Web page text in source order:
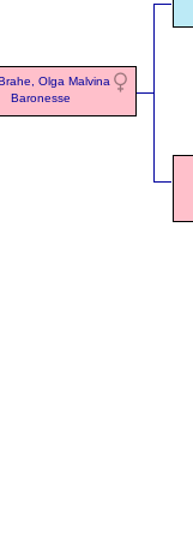
Olga Malvina
Baronesse